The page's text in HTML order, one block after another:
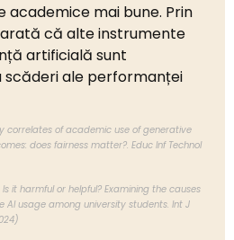
mai bune. Prin
că alte instrumente
artificială sunt
scăderi ale performanței
correlates of academic use of generative
does fairness matter?. Educ Inf Technol
Is it harmful or helpful? Examining the causes
AI usage among university students. Int J